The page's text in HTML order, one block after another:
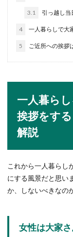
No Image
3.1 引っ越し
4 一人暮らしで大
5 ご近所への挨拶
一人暮ら
挨拶をす
解説
これから一人暮らし
にする風景だと思い
か、しないべきなの
女性は大家